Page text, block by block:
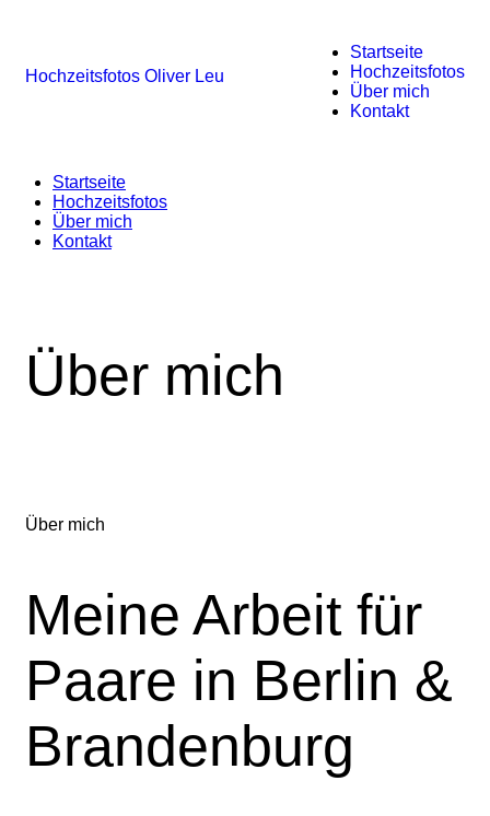
Hochzeitsfotos Oliver Leu
Startseite
Hochzeitsfotos
Über mich
Kontakt
Startseite
Hochzeitsfotos
Über mich
Kontakt
Über mich
Über mich
Meine Arbeit für
Paare in Berlin &
Brandenburg